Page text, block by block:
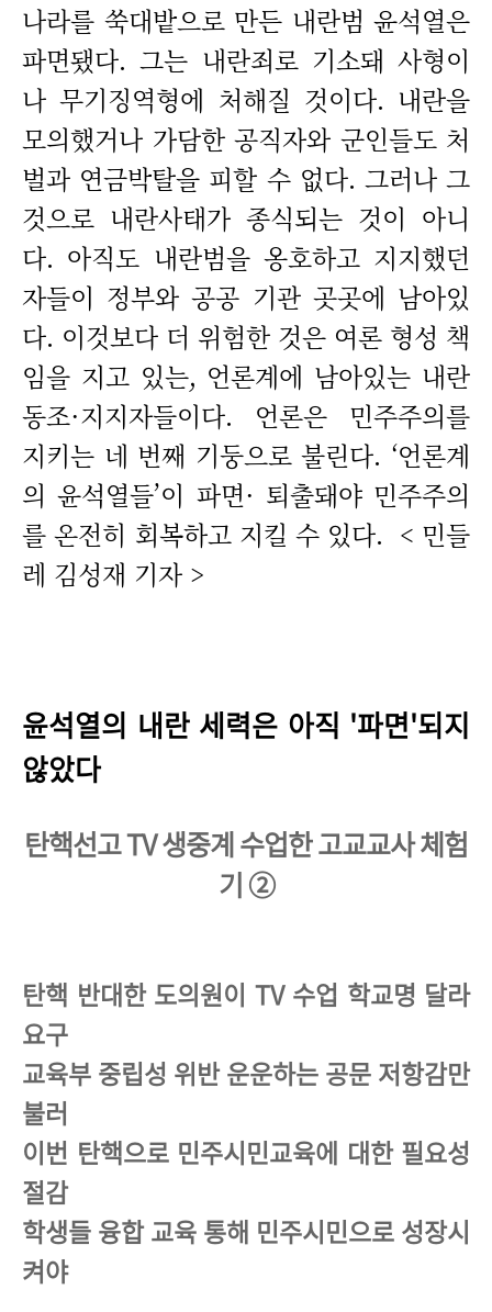
나라를 쑥대밭으로 만든 내란범 윤석열은
파면됐다. 그는 내란죄로 기소돼 사형이
나 무기징역형에 처해질 것이다. 내란을
모의했거나 가담한 공직자와 군인들도 처
벌과 연금박탈을 피할 수 없다. 그러나 그
것으로 내란사태가 종식되는 것이 아니
다. 아직도 내란범을 옹호하고 지지했던
자들이 정부와 공공 기관 곳곳에 남아있
다. 이것보다 더 위험한 것은 여론 형성 책
임을 지고 있는, 언론계에 남아있는 내란
동조·지지자들이다. 언론은 민주주의를
지키는 네 번째 기둥으로 불린다. ‘언론계
의 윤석열들’이 파면· 퇴출돼야 민주주의
를 온전히 회복하고 지킬 수 있다. < 민들
레 김성재 기자 >
윤석열의 내란 세력은 아직 '파면'되지
않았다
탄핵선고 TV 생중계 수업한 고교교사 체험
기 ②
탄핵 반대한 도의원이 TV 수업 학교명 달라
요구
교육부 중립성 위반 운운하는 공문 저항감만
불러
이번 탄핵으로 민주시민교육에 대한 필요성
절감
학생들 융합 교육 통해 민주시민으로 성장시
켜야